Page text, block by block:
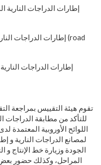
(road
إطارات الدراجات
تقوم هيئة التقييس بمراجعة
للتأكد من مطابقة الدراجات
اللوائح الأوروبية المعتمدة
لمصانع الدراجات النارية و
الجودة وزيارة خط الإنتاج و
المراحل، وكذلك حضور بعض